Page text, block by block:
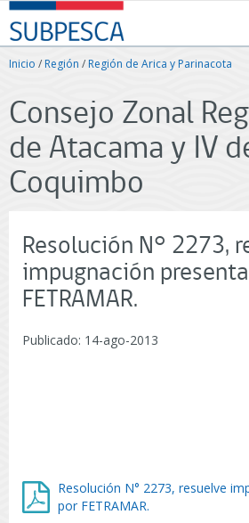
Contenido
principal
SUBPESCA
-
Subsecretaría
Acuicultura
-
de
Inicio /Región /Región de Arica y Parinacota
Consejo Zonal
de Atacama y IV
Coquimbo
Resolución N° 2273,
impugnación
FETRAMAR.
Publicado: 14-ago-2013
Resolución N° 2273, resuelve
por FETRAMAR.